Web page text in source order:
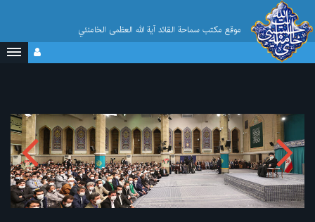
موقع مکتب سماحة القائد آية الله العظمى الخامنئي